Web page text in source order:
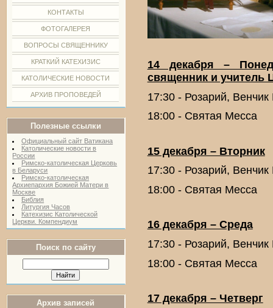
КОНТАКТЫ
ФОТОГАЛЕРЕЯ
ВОПРОСЫ СВЯЩЕННИКУ
КРАТКИЙ КАТЕХИЗИС
КАТОЛИЧЕСКИЕ НОВОСТИ
АРХИВ ПРОПОВЕДЕЙ
Полезные ссылки
Официальный сайт Ватикана
Католические новости в
России
Римско-католическая Церковь
в Беларуси
Римско-католическая
Архиепархия Божией Матери в
Москве
Библия
Литургия Часов
Катехизис Католической
Церкви. Компендиум
Поиск по сайту
Архив записей
14 декабря –
священник и учитель
17:30 - Розарий,
18:00 - Святая Месса
15 декабря – Вторник
17:30 - Розарий,
18:00 - Святая Месса
16 декабря – Среда
17:30 - Розарий,
18:00 - Святая Месса
17 декабря – Четверг